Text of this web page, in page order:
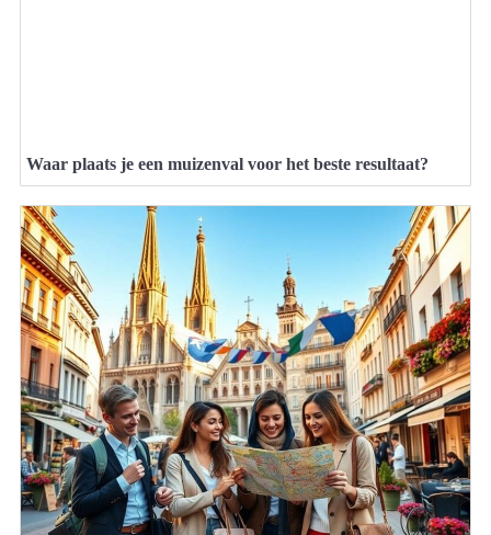
Waar plaats je een muizenval voor het beste resultaat?